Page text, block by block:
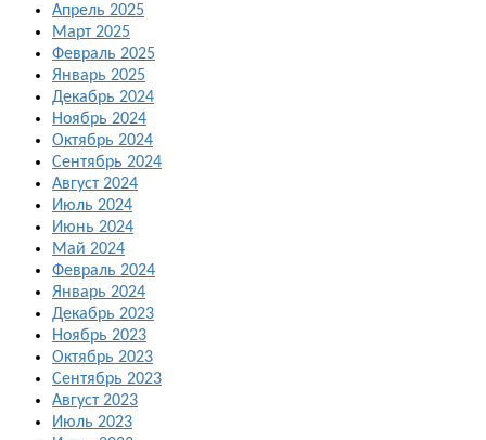
Апрель 2025
Март 2025
Февраль 2025
Январь 2025
Декабрь 2024
Ноябрь 2024
Октябрь 2024
Сентябрь 2024
Август 2024
Июль 2024
Июнь 2024
Май 2024
Февраль 2024
Январь 2024
Декабрь 2023
Ноябрь 2023
Октябрь 2023
Сентябрь 2023
Август 2023
Июль 2023